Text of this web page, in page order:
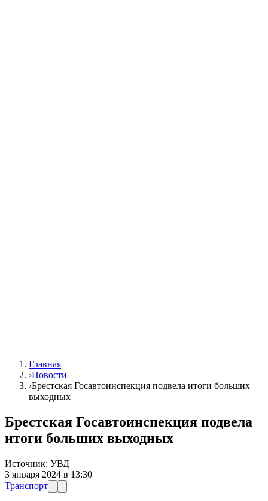
Главная
›Новости
›Брестская Госавтоинспекция подвела итоги больших
выходных
Брестская Госавтоинспекция подвела
итоги больших выходных
Источник: УВД
3 января 2024 в 13:30
Транспорт